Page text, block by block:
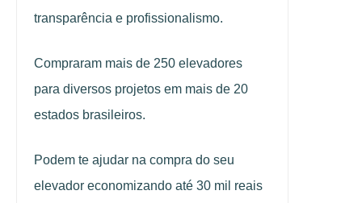
transparência e profissionalismo.
Compraram mais de 250 elevadores
para diversos projetos em mais de 20
estados brasileiros.
Podem te ajudar na compra do seu
elevador economizando até 30 mil reais